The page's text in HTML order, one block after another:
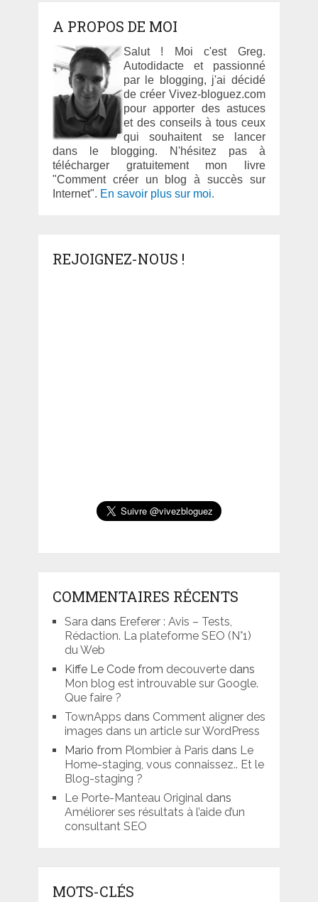
A PROPOS DE MOI
Salut ! Moi c'est Greg.
Autodidacte et passionné
par le blogging, j'ai décidé
de créer Vivez-bloguez.com
pour apporter des astuces
et des conseils à tous ceux
qui souhaitent se lancer
dans le blogging. N'hésitez pas à
télécharger gratuitement mon livre
"Comment créer un blog à succès sur
Internet". En savoir plus sur moi.
REJOIGNEZ-NOUS !
COMMENTAIRES RÉCENTS
Saradans Ereferer : Avis – Tests,
Rédaction. La plateforme SEO (N°1)
du Web
Kiffe Le Code from decouvertedans
Mon blog est introuvable sur Google.
Que faire ?
TownApps dans Comment aligner des
images dans un article sur WordPress
Mario from Plombier à Paris dans Le
Home-staging, vous connaissez.. Et le
Blog-staging ?
Le Porte-Manteau Originaldans
Améliorer ses résultats à l’aide d’un
consultant SEO
MOTS-CLÉS